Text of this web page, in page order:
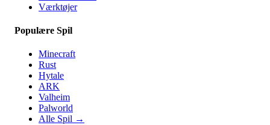
Værktøjer
Populære Spil
Minecraft
Rust
Hytale
ARK
Valheim
Palworld
Alle Spil →